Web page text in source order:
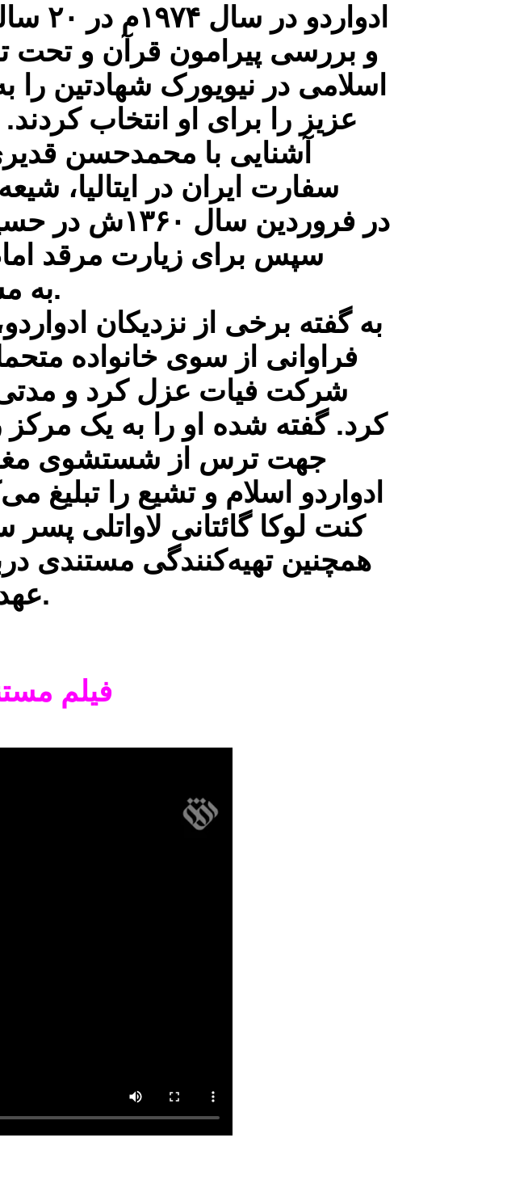
و بررسی پیرامون قرآن و تحت
اسلامی در نیویورک شهادتین
آشنایی با محمدحسن
سفارت ایران در ایتالیا،
در فروردین
سپس برای زیارت مرقد
به مشهد رفت.
به گفته برخی از نزدیکان
فراوانی از سوی خانواده
شرکت فیات عزل کرد و
کرد. گفته شده او را به یک مرکز
جهت ترس از شستشوی مغزی
ادواردو اسلام و تشیع را
کنت لوکا گائتانی لاواتلی
همچنین تهیه‌کنندگی مستندی
عهده داشت.
فیلم